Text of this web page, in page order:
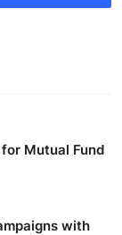
Mutual Fund
with